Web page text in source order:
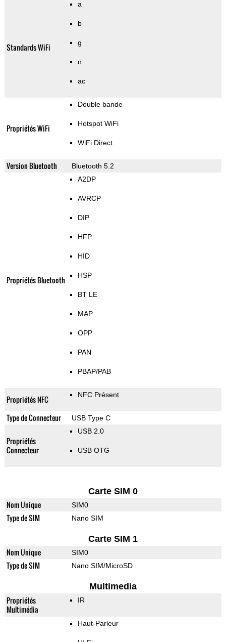
Standards WiFi
a
b
g
n
ac
Propriétés WiFi
Double bande
Hotspot WiFi
WiFi Direct
Version Bluetooth Bluetooth 5.2
Propriétés Bluetooth
A2DP
AVRCP
DIP
HFP
HID
HSP
BT LE
MAP
OPP
PAN
PBAP/PAB
Propriétés NFC NFC Présent
Type de Connecteur USB Type C
Propriétés
Connecteur
USB 2.0
USB OTG
Carte SIM 0
Nom Unique SIM0
Type de SIM Nano SIM
Carte SIM 1
Nom Unique SIM0
Type de SIM Nano SIM/MicroSD
Multimedia
Propriétés
Multimédia
IR
Haut-Parleur